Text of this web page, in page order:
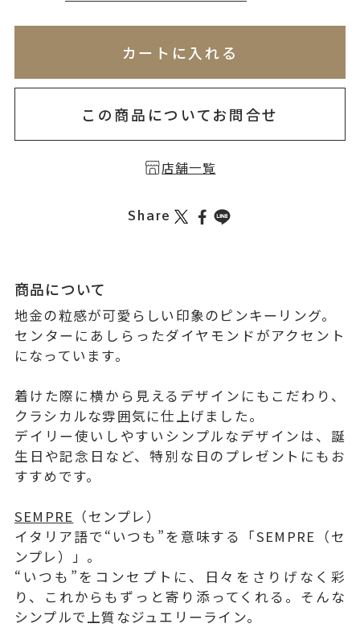
希望する
希望しない
お届け目安：約1ヶ月半以内
カートに入れる
この商品についてお問合せ
店舗一覧
Share
商品について
地金の粒感が可愛らしい印象のピンキーリング。
センターにあしらったダイヤモンドがアクセント
になっています。
着けた際に横から見えるデザインにもこだわり、
クラシカルな雰囲気に仕上げました。
デイリー使いしやすいシンプルなデザインは、誕
生日や記念日など、特別な日のプレゼントにもお
すすめです。
SEMPRE （センプレ）
イタリア語で“いつも”を意味する「SEMPRE（セ
ンプレ）」。
“いつも”をコンセプトに、日々をさりげなく彩
り、これからもずっと寄り添ってくれる。そんな
シンプルで上質なジュエリーライン。